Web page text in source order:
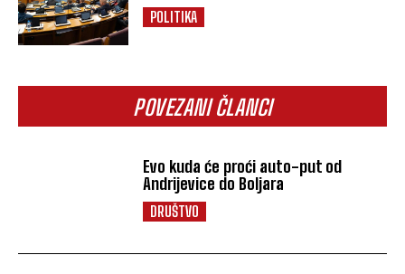
POLITIKA
POVEZANI ČLANCI
Evo kuda će proći auto-put od
Andrijevice do Boljara
DRUŠTVO